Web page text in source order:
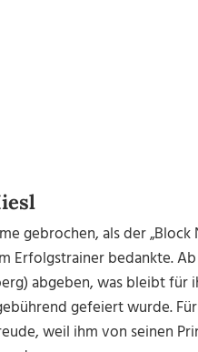
gebrochen, als der „Block
Erfolgstrainer bedankte.
abgeben, was bleibt für
gefeiert wurde. Für
weil ihm von seinen